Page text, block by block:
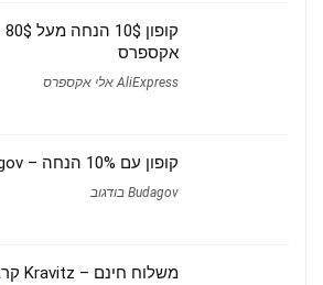
אקספרס
AliExpress אלי אקספרס
קופון עם 10% הנחה – Budagov בודגוב
Budagov בודגוב
משלוח חינם – Kravitz קרביץ